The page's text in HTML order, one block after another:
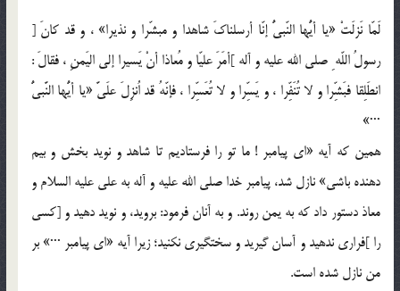
لَمّا نَزلَتْ «يا أيُّها النّبيُّ إنّا أرسلناكَ شاهدا و مبشّرا و نذيرا» ، و قد كانَ [
رسولُ اللّه ِ صلى الله عليه و آله ]أمَرَ عليّا و مُعاذا أنْ يَسيرا إلى اليَمنِ ، فقالَ :
انطَلِقا فبَشِّرا و لا تُنَفِّرا ، و يَسِّرا و لا تُعَسِّرا ، فإنّهُ قد اُنزِلَ علَيَّ «يا أيُّها النَّبيُّ
···»
همين كه آيه «اى پيامبر ! ما تو را فرستاديم تا شاهد و نويد بخش و بيم
دهنده باشى» نازل شد، پيامبر خدا صلى الله عليه و آله به على عليه السلام و
معاذ دستور داد كه به يمن روند. و به آنان فرمود: برويد، و نويد دهيد و [كسى
را ]فرارى ندهيد و آسان گيريد و سختگيرى نكنيد؛ زيرا آيه «اى پيامبر ···» بر
من نازل شده است.